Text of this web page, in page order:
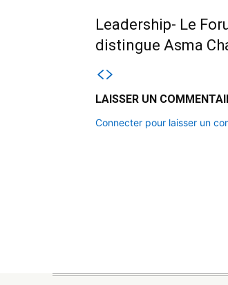
Leadership- Le
distingue Asma
LAISSER UN
Connecter pour laisser un